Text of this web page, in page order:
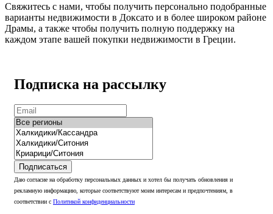
Свяжитесь с нами, чтобы получить персонально подобранные
варианты недвижимости в Доксато и в более широком районе
Драмы, а также чтобы получить полную поддержку на
каждом этапе вашей покупки недвижимости в Греции.
Подписка на рассылку
Подписаться
Даю согласие на обработку персональных данных и хотел бы получать обновления и
рекламную информацию, которые соответствуют моим интересам и предпочтениям, в
соответствии с Политикой конфиденциальности